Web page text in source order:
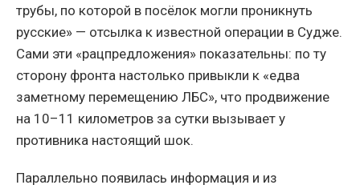
трубы, по которой в посёлок могли проникнуть
русские» — отсылка к известной операции в Судже.
Сами эти «рацпредложения» показательны: по ту
сторону фронта настолько привыкли к «едва
заметному перемещению ЛБС», что продвижение
на 10–11 километров за сутки вызывает у
противника настоящий шок.
Параллельно появилась информация и из